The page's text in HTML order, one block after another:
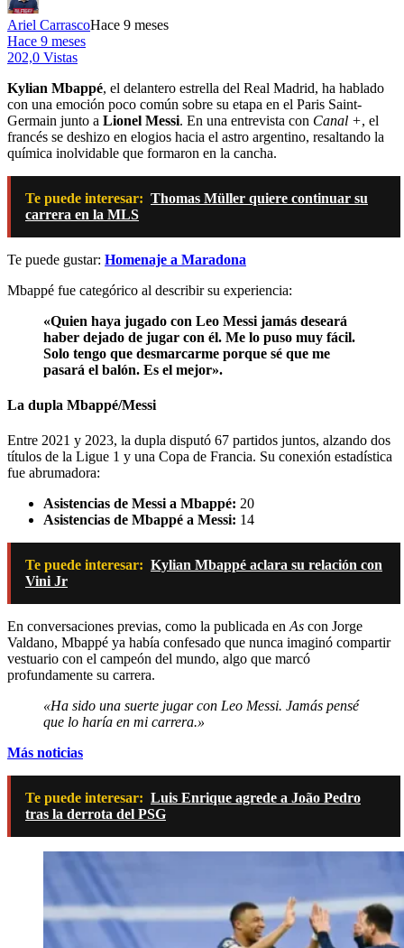
Ariel CarrascoHace 9 meses
Hace 9 meses
202,0 Vistas
Kylian Mbappé, el delantero estrella del Real Madrid, ha hablado
con una emoción poco común sobre su etapa en el Paris Saint-
Germain junto a Lionel Messi. En una entrevista con Canal +, el
francés se deshizo en elogios hacia el astro argentino, resaltando la
química inolvidable que formaron en la cancha.
Te puede interesar: Thomas Müller quiere continuar su
carrera en la MLS
Te puede gustar: Homenaje a Maradona
Mbappé fue categórico al describir su experiencia:
«Quien haya jugado con Leo Messi jamás deseará
haber dejado de jugar con él. Me lo puso muy fácil.
Solo tengo que desmarcarme porque sé que me
pasará el balón. Es el mejor».
La dupla Mbappé/Messi
Entre 2021 y 2023, la dupla disputó 67 partidos juntos, alzando dos
títulos de la Ligue 1 y una Copa de Francia. Su conexión estadística
fue abrumadora:
Asistencias de Messi a Mbappé: 20
Asistencias de Mbappé a Messi: 14
Te puede interesar: Kylian Mbappé aclara su relación con
Vini Jr
En conversaciones previas, como la publicada enAs con Jorge
Valdano, Mbappé ya había confesado que nunca imaginó compartir
vestuario con el campeón del mundo, algo que marcó
profundamente su carrera.
«Ha sido una suerte jugar con Leo Messi. Jamás pensé
que lo haría en mi carrera.»
Más noticias
Te puede interesar: Luis Enrique agrede a João Pedro
tras la derrota del PSG